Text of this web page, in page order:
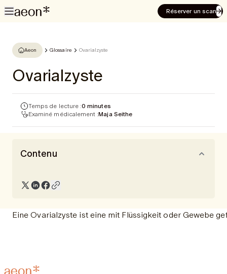
Réserver un scan
Aeon Glossaire Ovarialzyste
Ovarialzyste
Temps de lecture :0 minutes
Examiné médicalement :Maja Seithe
Contenu
Eine Ovarialzyste ist eine mit Flüssigkeit oder Gewebe